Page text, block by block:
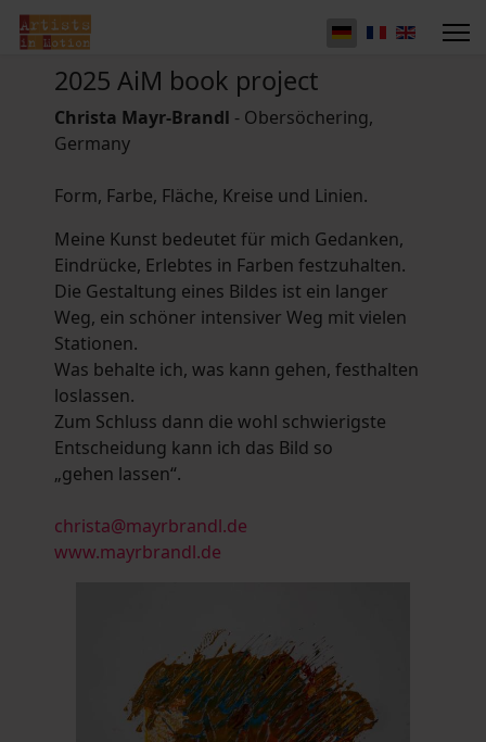
2025 AiM book project
Christa Mayr-Brandl - Obersöchering,
Germany
Form, Farbe, Fläche, Kreise und Linien.
Meine Kunst bedeutet für mich Gedanken,
Eindrücke, Erlebtes in Farben festzuhalten.
Die Gestaltung eines Bildes ist ein langer
Weg, ein schöner intensiver Weg mit vielen
Stationen.
Was behalte ich, was kann gehen, festhalten
loslassen.
Zum Schluss dann die wohl schwierigste
Entscheidung kann ich das Bild so
„gehen lassen“.
christa@mayrbrandl.de
www.mayrbrandl.de